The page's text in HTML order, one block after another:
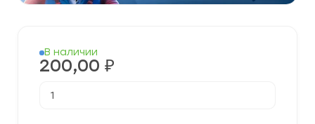
В наличии
200,00 ₽
товара